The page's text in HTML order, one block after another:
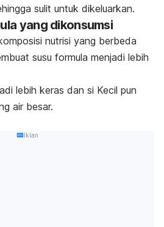
sulit untuk dikeluarkan.
yang dikonsumsi
nutrisi yang berbeda
susu formula menjadi lebih
lebih keras dan si Kecil pun
air besar.
Iklan